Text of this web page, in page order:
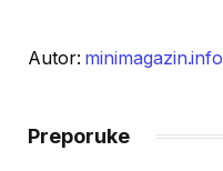
Autor: minimagazin.info
Preporuke